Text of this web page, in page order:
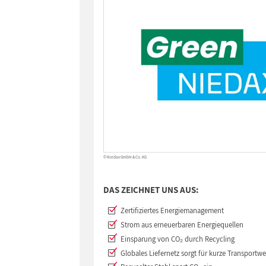
© Niedax GmbH & Co. KG
DAS ZEICHNET UNS AUS:
Zertifiziertes Energiemanagement
Strom aus erneuerbaren Energiequellen
Einsparung von CO₂ durch Recycling
Globales Liefernetz sorgt für kurze